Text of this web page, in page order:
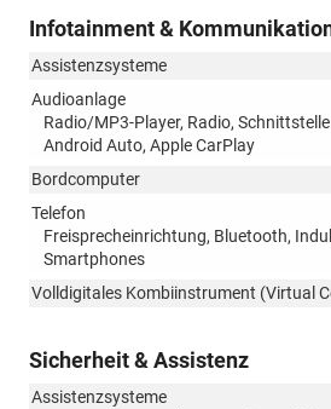
Infotainment &
Assistenzsysteme
Audioanlage
Radio/MP3-Player, Radio,
Android Auto, Apple CarPlay
Bordcomputer
Telefon
Freisprecheinrichtung, Bluetooth,
Smartphones
Volldigitales Kombiinstrument (Virtual
Sicherheit & Assistenz
Assistenzsysteme